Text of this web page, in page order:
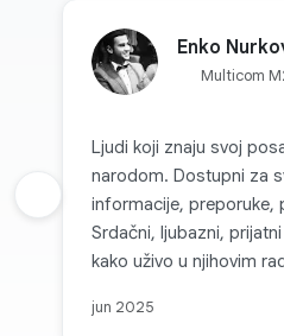
Enko
Multicom
Ljudi koji znaju svoj
narodom. Dostupni za
informacije, preporuke,
Srdačni, ljubazni,
kako uživo u njihovim
za Multicom d.o.o. i sve
jun 2025
Prethodna recenzija